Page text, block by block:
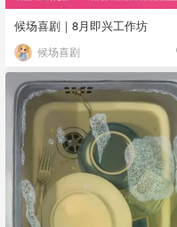
候场喜剧｜8月即兴工作坊
候场喜剧